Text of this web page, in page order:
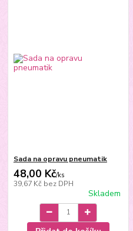
Sada na opravu pneumatik
48,00 Kč/ks
39,67 Kč bez DPH
Skladem